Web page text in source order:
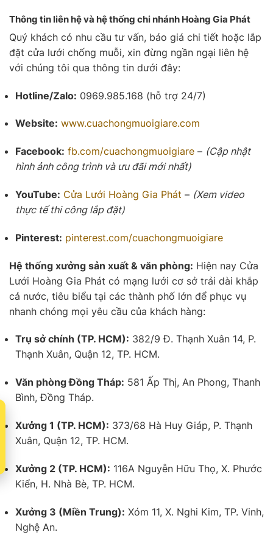
Thông tin liên hệ và hệ thống chi nhánh Hoàng Gia Phát
Quý khách có nhu cầu tư vấn, báo giá chi tiết hoặc lắp
đặt cửa lưới chống muỗi, xin đừng ngần ngại liên hệ
với chúng tôi qua thông tin dưới đây:
Hotline/Zalo: 0969.985.168 (hỗ trợ 24/7)
Website: www.cuachongmuoigiare.com
Facebook: fb.com/cuachongmuoigiare – (Cập nhật
hình ảnh công trình và ưu đãi mới nhất)
YouTube: Cửa Lưới Hoàng Gia Phát – (Xem video
thực tế thi công lắp đặt)
Pinterest: pinterest.com/cuachongmuoigiare
Hệ thống xưởng sản xuất & văn phòng: Hiện nay Cửa
Lưới Hoàng Gia Phát có mạng lưới cơ sở trải dài khắp
cả nước, tiêu biểu tại các thành phố lớn để phục vụ
nhanh chóng mọi yêu cầu của khách hàng:
Trụ sở chính (TP. HCM): 382/9 Đ. Thạnh Xuân 14, P.
Thạnh Xuân, Quận 12, TP. HCM.
Văn phòng Đồng Tháp: 581 Ấp Thị, An Phong, Thanh
Bình, Đồng Tháp.
Xưởng 1 (TP. HCM): 373/68 Hà Huy Giáp, P. Thạnh
Xuân, Quận 12, TP. HCM.
Xưởng 2 (TP. HCM): 116A Nguyễn Hữu Thọ, X. Phước
Kiển, H. Nhà Bè, TP. HCM.
Xưởng 3 (Miền Trung): Xóm 11, X. Nghi Kim, TP. Vinh,
Nghệ An.